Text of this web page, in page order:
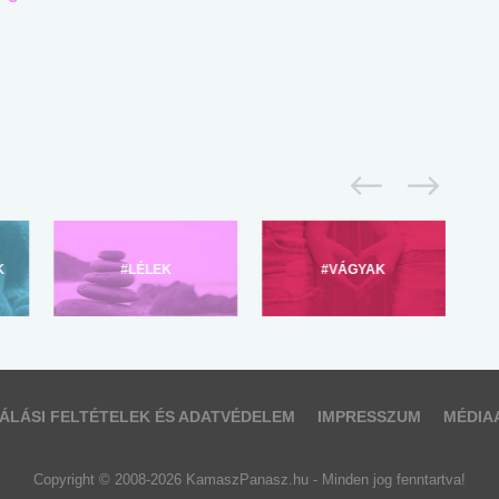
#LÉLEK #VÁGYAK
FELTÉTELEK ÉS ADATVÉDELEM IMPRESSZUM
Copyright © 2008-2026 KamaszPanasz.hu - Minden jog fenntartva!